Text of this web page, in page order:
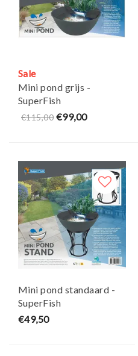
Sale
Mini pond grijs -
SuperFish
€115,00 €99,00
Mini pond standaard -
SuperFish
€49,50